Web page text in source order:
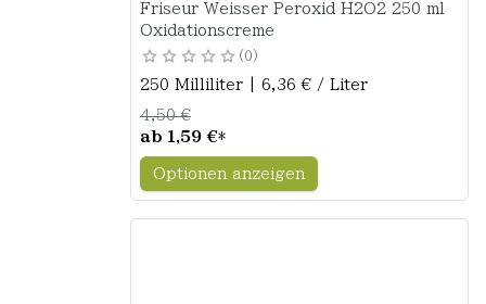
Friseur Weisser Peroxid H2O2 250 ml
Oxidationscreme
0
250 Milliliter | 6,36 € / Liter
ab 1,59 €*
4,50 €
Optionen anzeigen